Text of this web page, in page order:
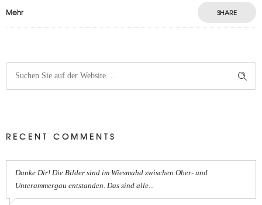
Mehr SHARE
RECENT COMMENTS
Danke Dir! Die Bilder sind im Wiesmahd zwischen Ober- und
Unterammergau entstanden. Das sind alle...